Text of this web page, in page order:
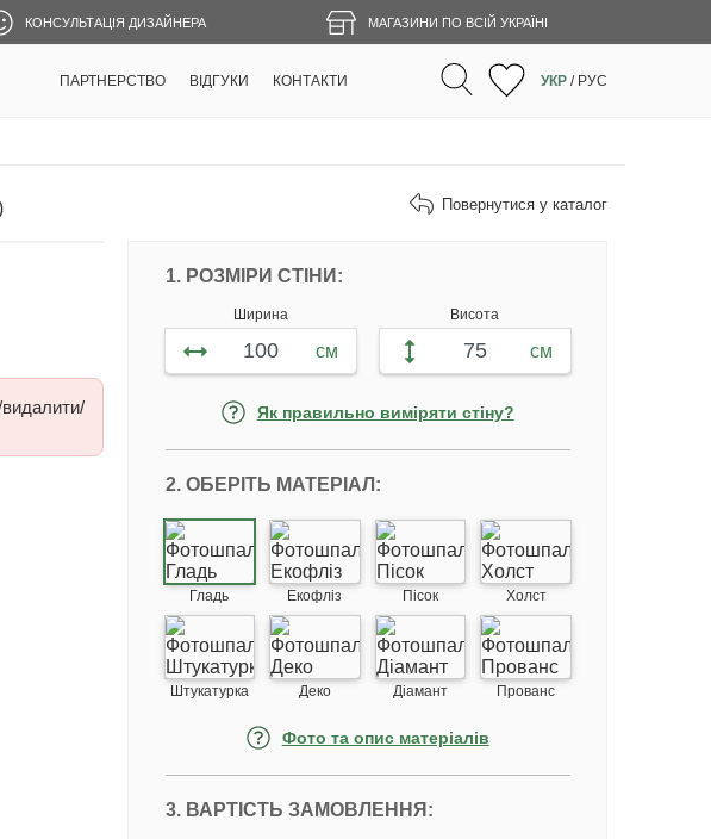
КОНСУЛЬТАЦІЯ ДИЗАЙНЕРА МАГАЗИНИ ПО ВСІЙ УКРАЇНІ
ПАРТНЕРСТВО ВІДГУКИ КОНТАКТИ УКР / РУС
Повернутися у каталог
1. РОЗМІРИ СТІНИ:
Ширина
см
Висота
см
Як правильно виміряти стіну?
2. ОБЕРІТЬ МАТЕРІАЛ:
Гладь Екофліз Пісок Холст
Штукатурка Деко Діамант Прованс
Фото та опис матеріалів
3. ВАРТІСТЬ ЗАМОВЛЕННЯ: